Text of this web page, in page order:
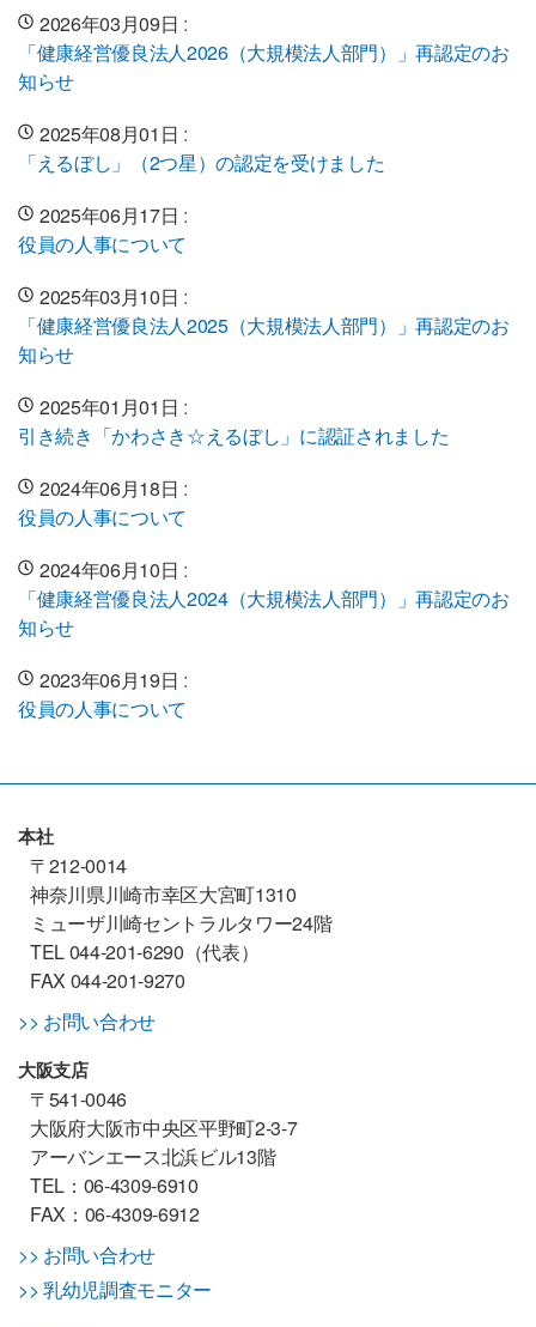
2026年03月09日 :
「健康経営優良法人2026（大規模法人部門）」再認定のお
知らせ
2025年08月01日 :
「えるぼし」（2つ星）の認定を受けました
2025年06月17日 :
役員の人事について
2025年03月10日 :
「健康経営優良法人2025（大規模法人部門）」再認定のお
知らせ
2025年01月01日 :
引き続き「かわさき☆えるぼし」に認証されました
2024年06月18日 :
役員の人事について
2024年06月10日 :
「健康経営優良法人2024（大規模法人部門）」再認定のお
知らせ
2023年06月19日 :
役員の人事について
本社
〒212-0014
神奈川県川崎市幸区大宮町1310
ミューザ川崎セントラルタワー24階
TEL 044-201-6290（代表）
FAX 044-201-9270
>> お問い合わせ
大阪支店
〒541-0046
大阪府大阪市中央区平野町2-3-7
アーバンエース北浜ビル13階
TEL：06-4309-6910
FAX：06-4309-6912
>> お問い合わせ
>> 乳幼児調査モニター